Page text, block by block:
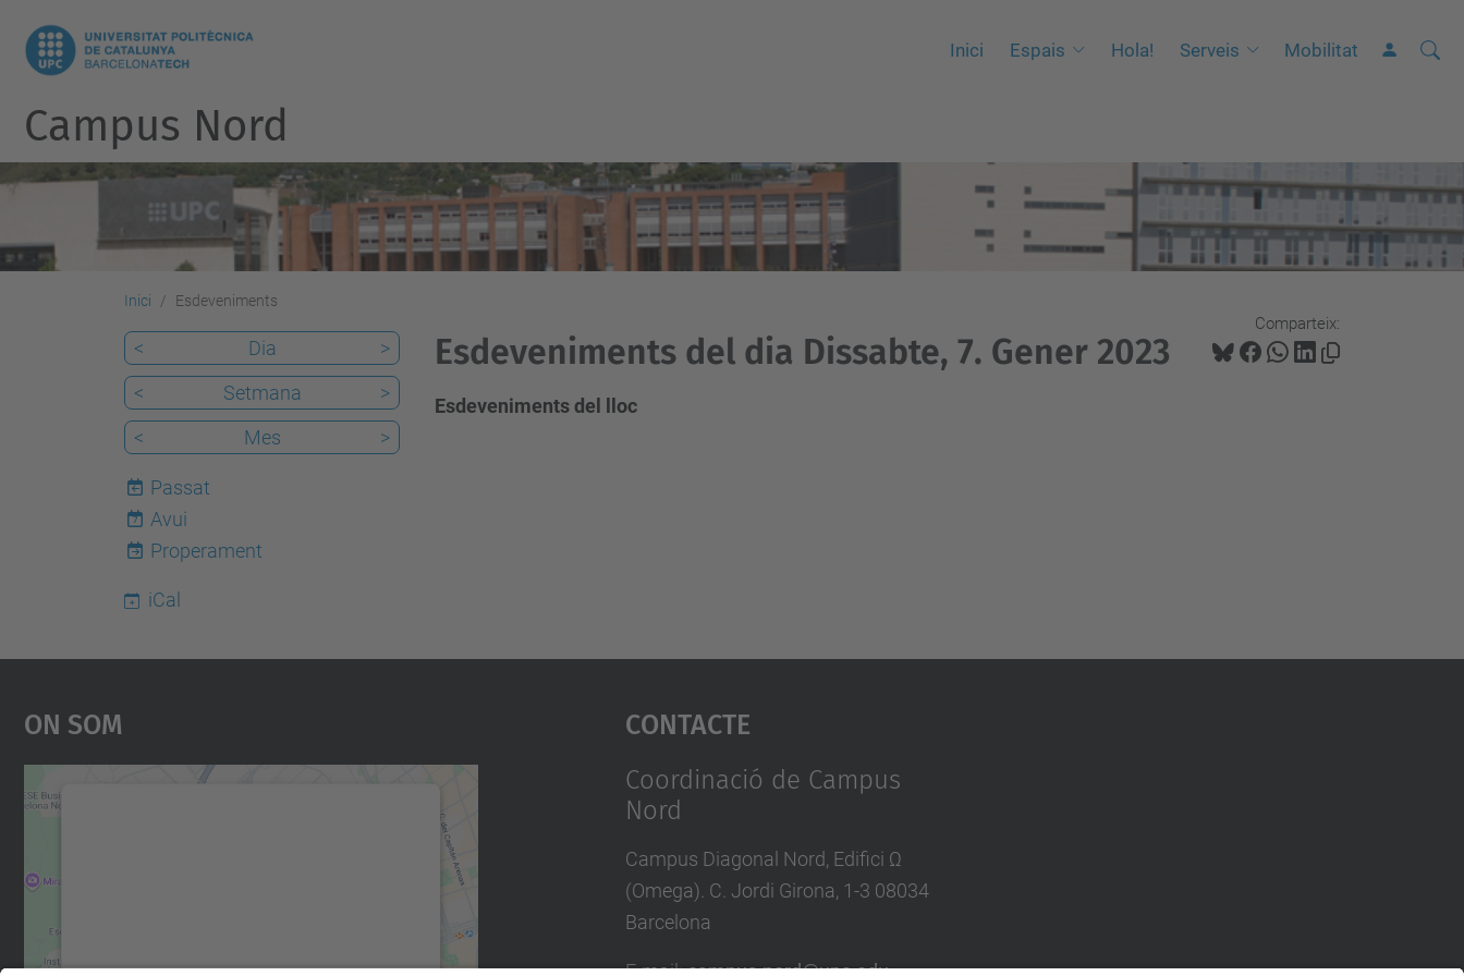
Inici Espais Hola! Serveis Mobilitat Cerca
C
a
v
a
Campus Nord
Inici Esdeveniments
Comparteix:
Esdeveniments del dia Dissabte, 7. Gener 2023
Esdeveniments del lloc
< Dia
>
<
Setmana
>
<
Mes >
Passat
7
Avui
Properament
iCal
On Som Contacte
Coordinació de Campus
Nord
Campus Diagonal Nord, Edifici Ω
(Omega). C. Jordi Girona, 1-3 08034
Barcelona
E-mail:campus.nord@upc.edu